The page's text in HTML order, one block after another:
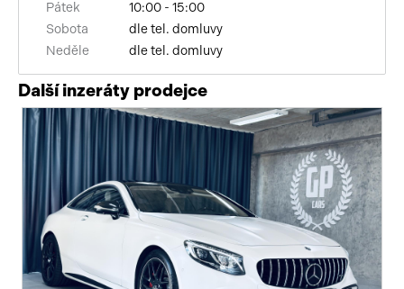
výškově nastavitelná sedadla
zatmavená zadní skla
řazení pádly pod volantem
kožené čalounění
paměť nastavení sedadla řidiče
nouzové brzdění (PEBS)
Pátek
10:00 - 15:00
Sobota
dle tel. domluvy
Neděle
dle tel. domluvy
Další inzeráty prodejce